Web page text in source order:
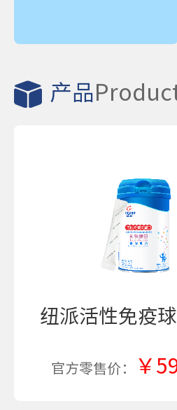
产品
纽派活性免疫
官方零售价： ￥